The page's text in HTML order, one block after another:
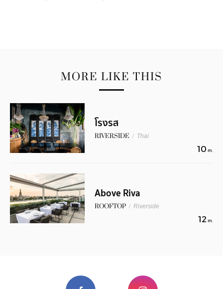
MORE LIKE THIS
โรงรส
RIVERSIDE / Thai
10 m.
Above Riva
ROOFTOP / Riverside
12 m.